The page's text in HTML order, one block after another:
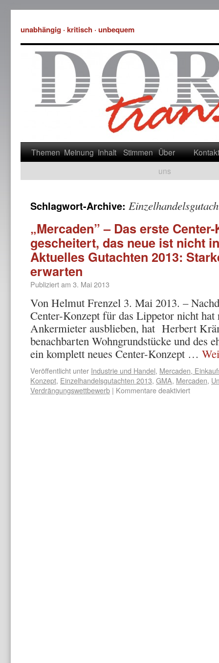
unabhängig · kritisch · unbequem
Themen Meinung Inhalt Stimmen Über
uns
Kontakt
Schlagwort-Archive:
„Mercaden” – Das erste
gescheitert, das neue ist nicht
Aktuelles Gutachten 2013:
erwarten
Publiziert am 3. Mai 2013
Von Helmut Frenzel 3. Mai 2013. –
Center-Konzept für das Lippetor nicht
Ankermieter ausblieben, hat Herbert
benachbarten Wohngrundstücke und des
ein komplett neues Center-Konzept …
Veröffentlicht unter Industrie und Handel, Mercaden,
Konzept, Einzelhandelsgutachten 2013, GMA, Mercaden,
Verdrängungswettbewerb | Kommentare deaktiviert